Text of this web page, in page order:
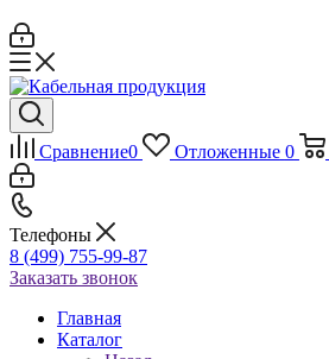
Сравнение0 Отложенные 0
Телефоны
8 (499) 755-99-87
Заказать звонок
Главная
Каталог